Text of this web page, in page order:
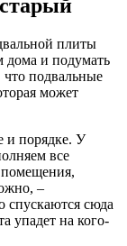
плиты
дома и подумать
подвальные
может
и порядке. У
все
помещения,
–
спускаются сюда
упадет на кого-